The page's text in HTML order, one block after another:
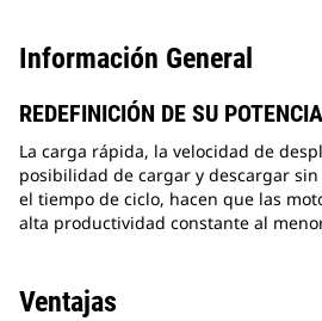
Información General
REDEFINICIÓN DE SU
La carga rápida, la velocidad de
posibilidad de cargar y descargar
el tiempo de ciclo, hacen que las
alta productividad constante al
Ventajas